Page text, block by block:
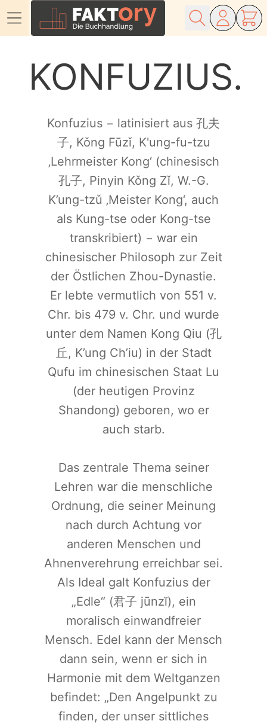
KONFUZIUS
Konfuzius − latinisiert aus 孔夫
子, Kǒng Fūzǐ, K'ung-fu-tzu
‚Lehrmeister Kong‘ (chinesisch
孔子, Pinyin Kǒng Zǐ, W.-G.
K’ung-tzǔ ‚Meister Kong‘, auch
als Kung-tse oder Kong-tse
transkribiert) − war ein
chinesischer Philosoph zur Zeit
der Östlichen Zhou-Dynastie.
Er lebte vermutlich von 551 v.
Chr. bis 479 v. Chr. und wurde
unter dem Namen Kong Qiu (孔
丘, K’ung Ch’iu) in der Stadt
Qufu im chinesischen Staat Lu
(der heutigen Provinz
Shandong) geboren, wo er
auch starb.
Das zentrale Thema seiner
Lehren war die menschliche
Ordnung, die seiner Meinung
nach durch Achtung vor
anderen Menschen und
Ahnenverehrung erreichbar sei.
Als Ideal galt Konfuzius der
„Edle“ (君子 jūnzĭ), ein
moralisch einwandfreier
Mensch. Edel kann der Mensch
dann sein, wenn er sich in
Harmonie mit dem Weltganzen
befindet: „Den Angelpunkt zu
finden, der unser sittliches